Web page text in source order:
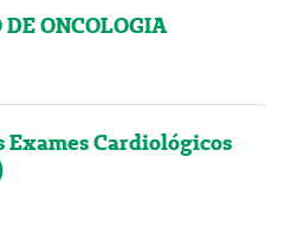
ONCOLOGIA
Exames Cardiológicos